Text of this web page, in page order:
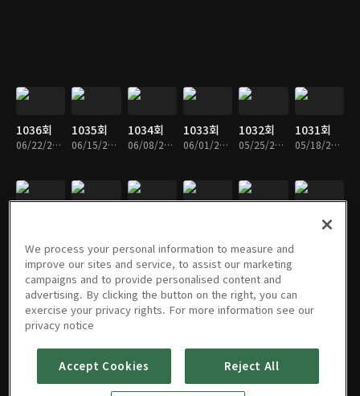
1036회
06/22/2026 • 1시간 6분
1035회
06/15/2026 • 1시간 5분
1034회
06/08/2026 • 1시간 6분
1033회
06/01/2026 • 1시간 6분
1032회
05/25/2026 • 1시간 6분
1031회
05/18/2026 • 1시간 6분
1025회
1024회
03/30/2026 • 1시간 6분
1023회 1022회 1021회 1020회 1019회
We process your personal information to measure and
improve our sites and service, to assist our marketing
campaigns and to provide personalised content and
advertising. By clicking the button on the right, you can
exercise your privacy rights. For more information see our
privacy notice
Accept Cookies Reject All